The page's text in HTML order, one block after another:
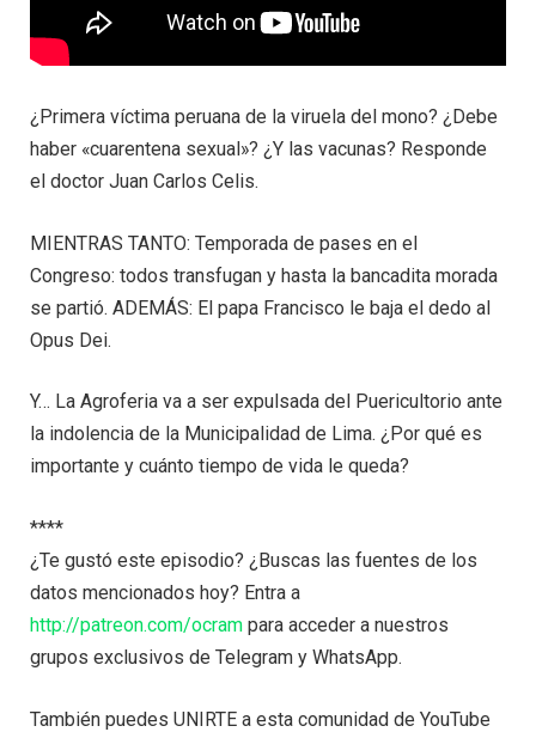
¿Primera víctima peruana de la viruela del mono? ¿Debe
haber «cuarentena sexual»? ¿Y las vacunas? Responde
el doctor Juan Carlos Celis.
MIENTRAS TANTO: Temporada de pases en el
Congreso: todos transfugan y hasta la bancadita morada
se partió. ADEMÁS: El papa Francisco le baja el dedo al
Opus Dei.
Y… La Agroferia va a ser expulsada del Puericultorio ante
la indolencia de la Municipalidad de Lima. ¿Por qué es
importante y cuánto tiempo de vida le queda?
****
¿Te gustó este episodio? ¿Buscas las fuentes de los
datos mencionados hoy? Entra a
http://patreon.com/ocram para acceder a nuestros
grupos exclusivos de Telegram y WhatsApp.
También puedes UNIRTE a esta comunidad de YouTube